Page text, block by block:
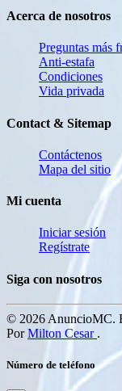
Acerca de nosotros
Preguntas más
Anti-estafa
Condiciones
Vida privada
Contact & Sitemap
Contáctenos
Mapa del sitio
Mi cuenta
Iniciar sesión
Regístrate
Siga con nosotros
© 2026 AnuncioMC.
PorMilton Cesar .
Número de teléfono